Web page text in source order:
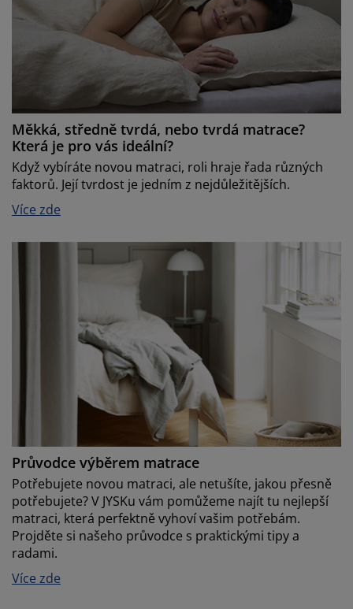
Měkká, středně tvrdá, nebo tvrdá matrace?
Která je pro vás ideální?
Když vybíráte novou matraci, roli hraje řada různých
faktorů. Její tvrdost je jedním z nejdůležitějších.
Více zde
Průvodce výběrem matrace
Potřebujete novou matraci, ale netušíte, jakou přesně
potřebujete? V JYSKu vám pomůžeme najít tu nejlepší
matraci, která perfektně vyhoví vašim potřebám.
Projděte si našeho průvodce s praktickými tipy a
radami.
Více zde